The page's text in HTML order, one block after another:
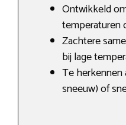
Ontwikkeld
temperaturen
Zachtere
bij lage
Te herkennen
sneeuw) of